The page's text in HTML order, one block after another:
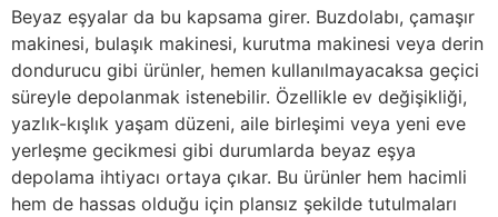
Beyaz eşyalar da bu kapsama girer. Buzdolabı, çamaşır
makinesi, bulaşık makinesi, kurutma makinesi veya derin
dondurucu gibi ürünler, hemen kullanılmayacaksa geçici
süreyle depolanmak istenebilir. Özellikle ev değişikliği,
yazlık-kışlık yaşam düzeni, aile birleşimi veya yeni eve
yerleşme gecikmesi gibi durumlarda beyaz eşya
depolama ihtiyacı ortaya çıkar. Bu ürünler hem hacimli
hem de hassas olduğu için plansız şekilde tutulmaları